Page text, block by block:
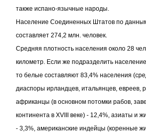
также испано-язычные народы.
Население Соединенных Штатов по
составляет 274,2 млн. человек.
Средняя плотность населения около 28
километр. Если же подразделить
то белые составляют 83,4% населения
диаспоры ирландцев, итальянцев, евреев,
африканцы (в основном потомки рабов,
континента в XVIII веке) - 12,4%, азиаты и
- 3,3%, американские индейцы (коренные